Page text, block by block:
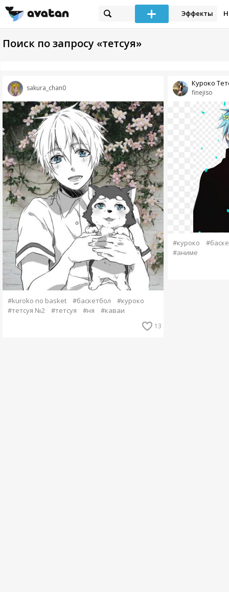
Эффекты
Поиск по запросу «тетсуя»
sakura_chan0
#kuroko no basket #баскетбол
#куроко
#тетсуя №2
#тетсуя #ня #каваи
13
finejiso
Куроко
#куроко
#аниме